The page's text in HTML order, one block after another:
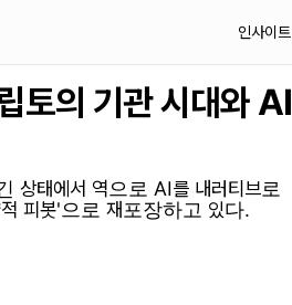
인사이트
토의 기관 시대와 AI
상태에서 역으로 AI를 내러티브로
피봇'으로 재포장하고 있다.